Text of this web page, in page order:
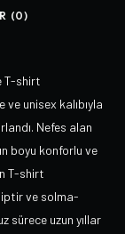
(0)
T-shirt
unisex kalıbıyla
Nefes alan
boyu konforlu ve
T-shirt
ve solma-
sürece uzun yıllar